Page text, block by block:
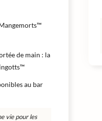
de main : la
au bar
vie pour les